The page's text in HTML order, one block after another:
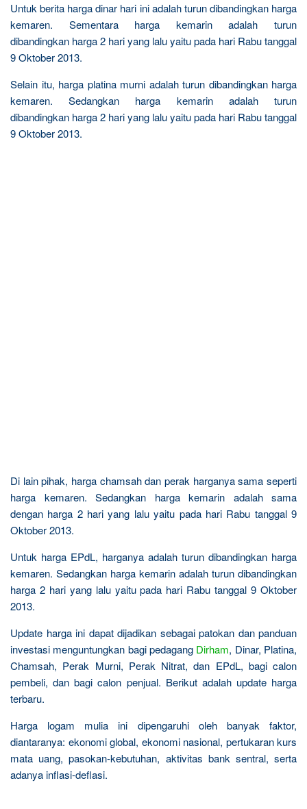
Untuk berita harga dinar hari ini adalah turun dibandingkan harga
kemaren. Sementara harga kemarin adalah turun
dibandingkan harga 2 hari yang lalu yaitu pada hari Rabu tanggal
9 Oktober 2013.
Selain itu, harga platina murni adalah turun dibandingkan harga
kemaren. Sedangkan harga kemarin adalah turun
dibandingkan harga 2 hari yang lalu yaitu pada hari Rabu tanggal
9 Oktober 2013.
Di lain pihak, harga chamsah dan perak harganya sama seperti
harga kemaren. Sedangkan harga kemarin adalah sama
dengan harga 2 hari yang lalu yaitu pada hari Rabu tanggal 9
Oktober 2013.
Untuk harga EPdL, harganya adalah turun dibandingkan harga
kemaren. Sedangkan harga kemarin adalah turun dibandingkan
harga 2 hari yang lalu yaitu pada hari Rabu tanggal 9 Oktober
2013.
Update harga ini dapat dijadikan sebagai patokan dan panduan
investasi menguntungkan bagi pedagang Dirham, Dinar, Platina,
Chamsah, Perak Murni, Perak Nitrat, dan EPdL, bagi calon
pembeli, dan bagi calon penjual. Berikut adalah update harga
terbaru.
Harga logam mulia ini dipengaruhi oleh banyak faktor,
diantaranya: ekonomi global, ekonomi nasional, pertukaran kurs
mata uang, pasokan-kebutuhan, aktivitas bank sentral, serta
adanya inflasi-deflasi.